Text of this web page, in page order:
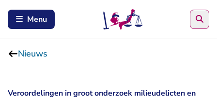
Menu
Nieuws
Veroordelingen in groot onderzoek milieudelicten en